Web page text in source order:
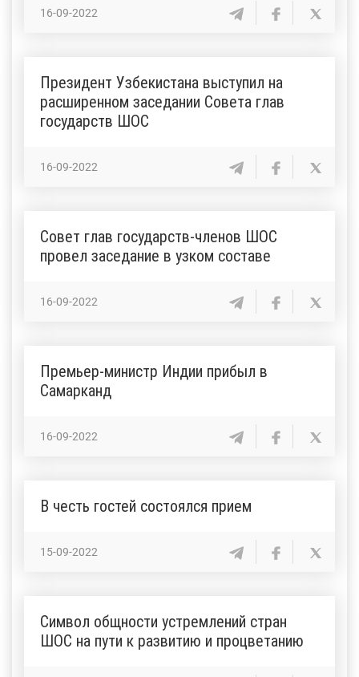
16-09-2022
Президент Узбекистана выступил на
расширенном заседании Совета глав
государств ШОС
16-09-2022
Совет глав государств-членов ШОС
провел заседание в узком составе
16-09-2022
Премьер-министр Индии прибыл в
Самарканд
16-09-2022
В честь гостей состоялся прием
15-09-2022
Символ общности устремлений стран
ШОС на пути к развитию и процветанию